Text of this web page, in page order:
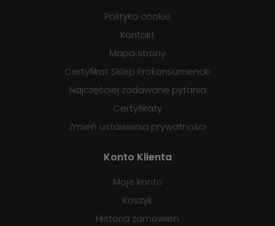
Polityka cookie
Kontakt
Mapa strony
Certyfikat Sklep Prokonsumencki
Najczęściej zadawane pytania
Certyfikaty
Zmień ustawienia prywatności
Konto Klienta
Moje konto
Koszyk
Historia zamówień